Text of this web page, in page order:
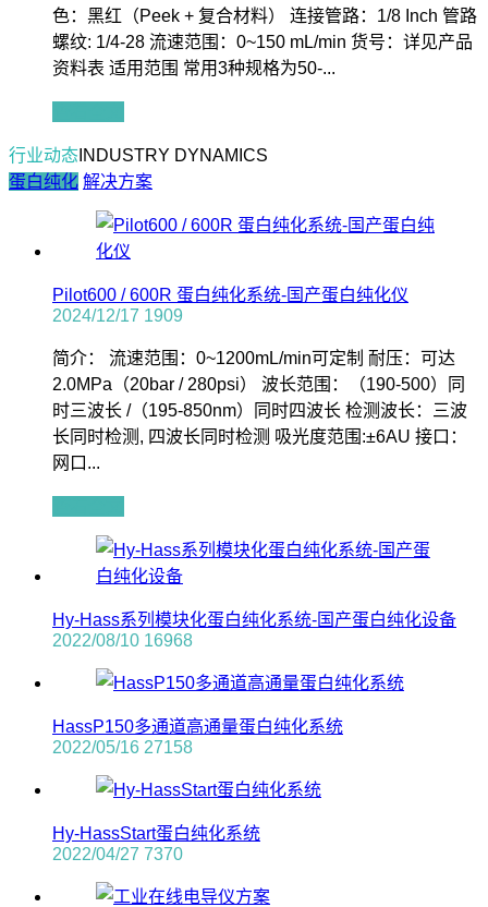
色：黑红（Peek + 复合材料） 连接管路：1/8 Inch 管路
螺纹: 1/4-28 流速范围：0~150 mL/min 货号：详见产品
资料表 适用范围 常用3种规格为50-...
行业动态 INDUSTRY DYNAMICS
蛋白纯化 解决方案
Pilot600 / 600R 蛋白纯化系统-国产蛋白纯化仪
2024/12/17 1909
简介： 流速范围：0~1200mL/min可定制 耐压：可达
2.0MPa（20bar / 280psi） 波长范围：（190-500）同
时三波长 /（195-850nm）同时四波长 检测波长：三波
长同时检测, 四波长同时检测 吸光度范围:±6AU 接口：
网口...
Hy-Hass系列模块化蛋白纯化系统-国产蛋白纯化设备
2022/08/10 16968
HassP150多通道高通量蛋白纯化系统
2022/05/16 27158
Hy-HassStart蛋白纯化系统
2022/04/27 7370